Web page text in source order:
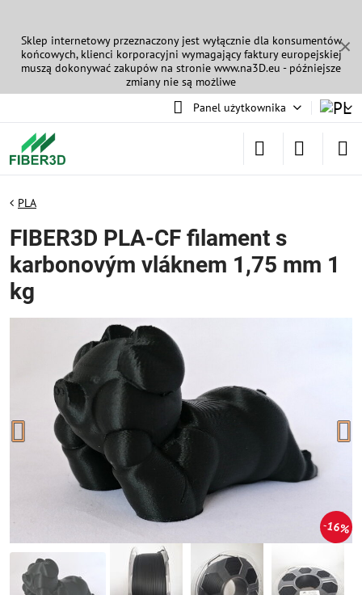
✕
Sklep internetowy przeznaczony jest wyłącznie dla konsumentów
końcowych, klienci korporacyjni wymagający faktury europejskiej
muszą dokonywać zakupów na stronie www.na3D.eu - późniejsze
zmiany nie są możliwe
Panel użytkownika
16%
PLA
FIBER3D PLA-CF filament s
karbonovým vláknem 1,75 mm 1
kg